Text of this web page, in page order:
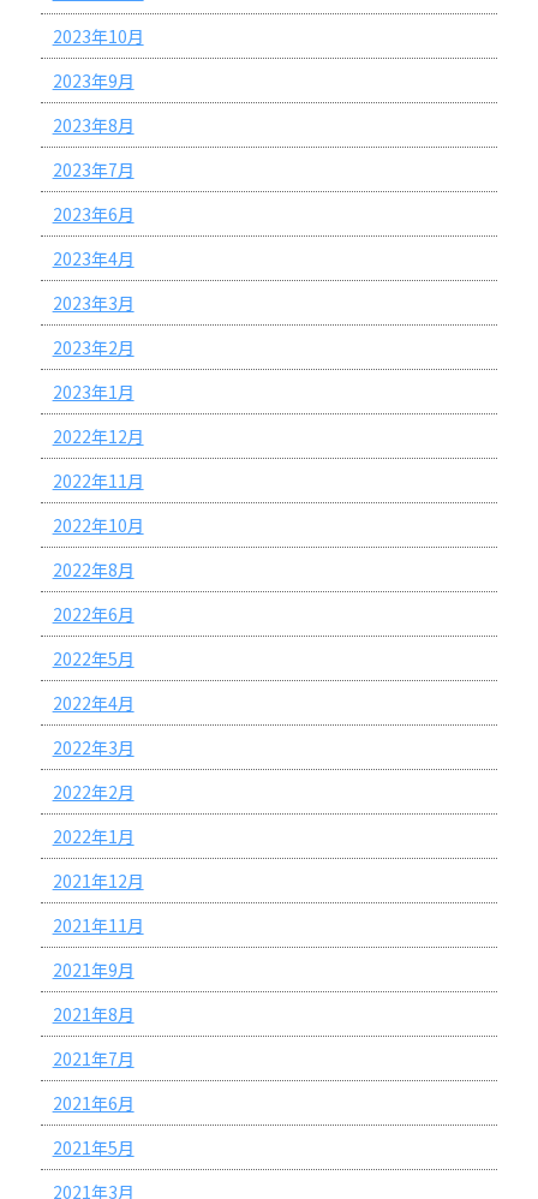
2023年10月
2023年9月
2023年8月
2023年7月
2023年6月
2023年4月
2023年3月
2023年2月
2023年1月
2022年12月
2022年11月
2022年10月
2022年8月
2022年6月
2022年5月
2022年4月
2022年3月
2022年2月
2022年1月
2021年12月
2021年11月
2021年9月
2021年8月
2021年7月
2021年6月
2021年5月
2021年3月